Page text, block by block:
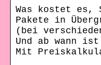
Was kostet es,
Pakete in
(bei
Und ab wann
Mit